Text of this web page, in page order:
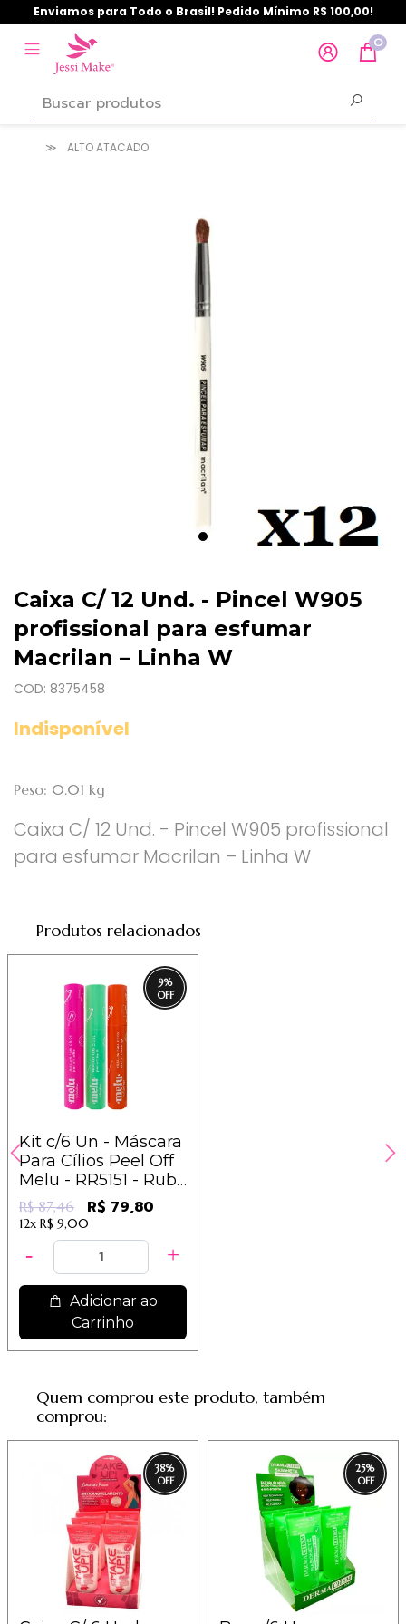
Enviamos para Todo o Brasil! Pedido Mínimo R$ 100,00!
0
ALTO ATACADO
Caixa C/ 12 Und. - Pincel W905
profissional para esfumar
Macrilan – Linha W
COD: 8375458
Indisponível
Peso: 0.01 kg
Caixa C/ 12 Und. - Pincel W905 profissional
para esfumar Macrilan – Linha W
Produtos relacionados
9%
Kit c/6 Un - Máscara
Para Cílios Peel Off
Melu - RR5151 - Ruby
Rose - 13,30
R$ 87,46 R$ 79,80
12x R$ 9,00
Adicionar ao
Carrinho
Quem comprou este produto, também
comprou:
38% 25%